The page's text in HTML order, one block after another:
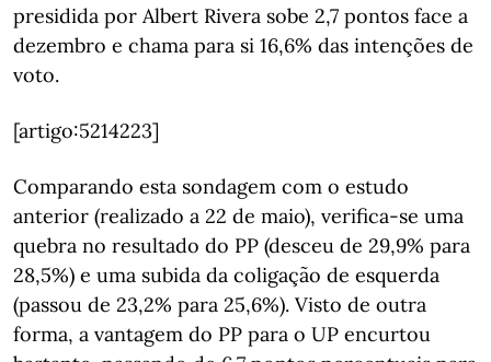
presidida por Albert Rivera sobe 2,7 pontos face a
dezembro e chama para si 16,6% das intenções de
voto.
[artigo:5214223]
Comparando esta sondagem com o estudo
anterior (realizado a 22 de maio), verifica-se uma
quebra no resultado do PP (desceu de 29,9% para
28,5%) e uma subida da coligação de esquerda
(passou de 23,2% para 25,6%). Visto de outra
forma, a vantagem do PP para o UP encurtou